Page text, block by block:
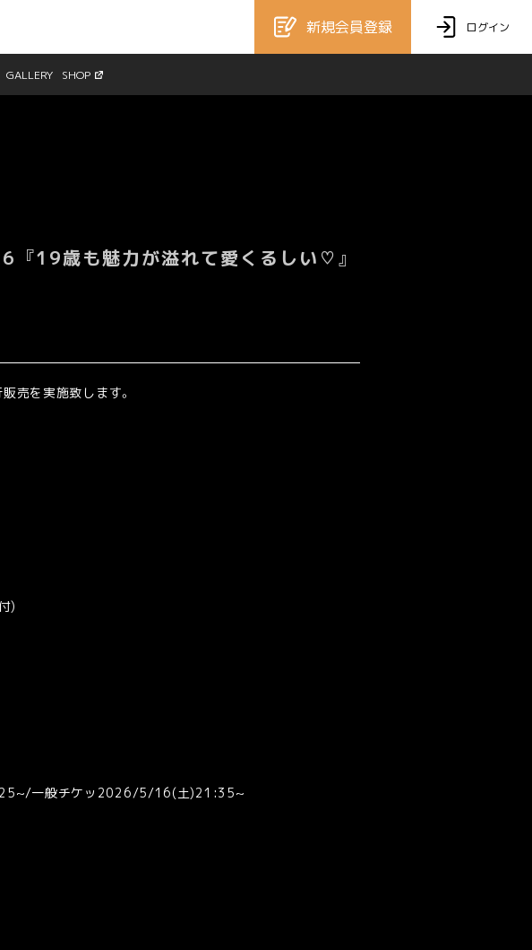
新規会員登録 ログイン
GALLERY SHOP
19歳も魅力が溢れて愛くるしい♡』
売を実施致します。
)
一般チケッ2026/5/16(土)21:35~